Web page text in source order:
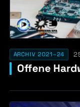
ARCHIV 2021–24
Offene